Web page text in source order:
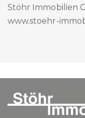
Stöhr Immobilien
www.stoehr-